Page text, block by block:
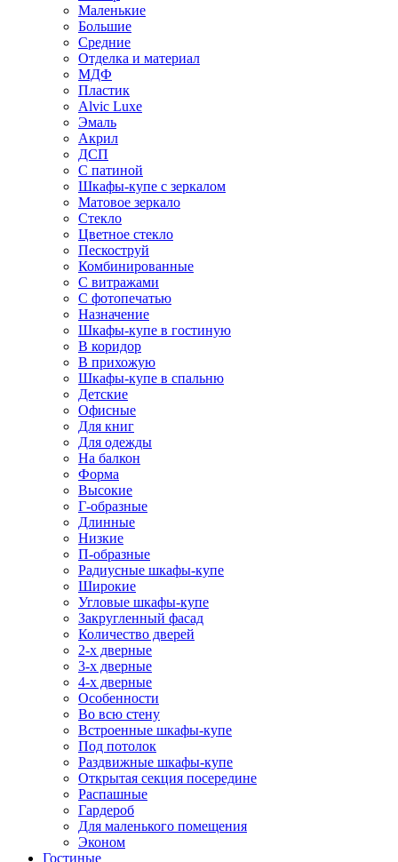
Маленькие
Большие
Средние
Отделка и материал
МДФ
Пластик
Alvic Luxe
Эмаль
Акрил
ДСП
С патиной
Шкафы-купе с зеркалом
Матовое зеркало
Стекло
Цветное стекло
Пескоструй
Комбинированные
С витражами
С фотопечатью
Назначение
Шкафы-купе в гостиную
В коридор
В прихожую
Шкафы-купе в спальню
Детские
Офисные
Для книг
Для одежды
На балкон
Форма
Высокие
Г-образные
Длинные
Низкие
П-образные
Радиусные шкафы-купе
Широкие
Угловые шкафы-купе
Закругленный фасад
Количество дверей
2-х дверные
3-х дверные
4-х дверные
Особенности
Во всю стену
Встроенные шкафы-купе
Под потолок
Раздвижные шкафы-купе
Открытая секция посередине
Распашные
Гардероб
Для маленького помещения
Эконом
Гостиные